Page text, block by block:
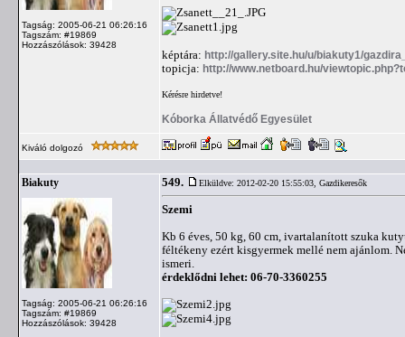
Tagság: 2005-06-21 06:26:16
Tagszám: #19869
Hozzászólások: 39428
képtára: http://gallery.site.hu/u/biakuty1/
topicja: http://www.netboard.hu/
Kérésre hirdetve!
Kóborka Állatvédő Egyesület
Kiváló dolgozó
Biakuty
Tagság: 2005-06-21 06:26:16
Tagszám: #19869
Hozzászólások: 39428
549. Elküldve: 2012-02-20 15:55:03, Gazdikeresők
Szemi
Kb 6 éves, 50 kg, 60 cm, ivartalanított szuka
féltékeny ezért kisgyermek mellé nem ajánlom.
ismeri.
érdeklődni lehet: 06-70-3360255